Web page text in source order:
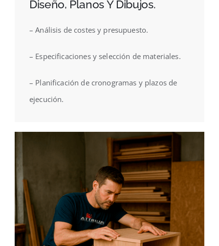
Diseño, Planos Y Dibujos.
– Análisis de costes y presupuesto.
– Especificaciones y selección de materiales.
– Planificación de cronogramas y plazos de
ejecución.